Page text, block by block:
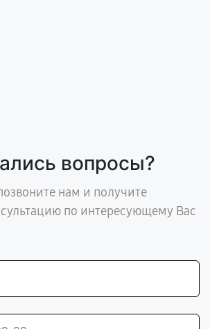
вопросы?
нам и получите
по интересующему Вас